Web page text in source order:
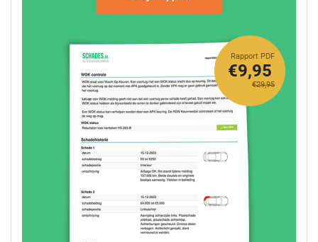
Rapport PDF
€29,95
€9,95